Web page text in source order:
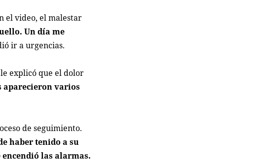
el video, el malestar
Un día me
ir a urgencias.
explicó que el dolor
aparecieron varios
de seguimiento.
haber tenido a su
las alarmas.